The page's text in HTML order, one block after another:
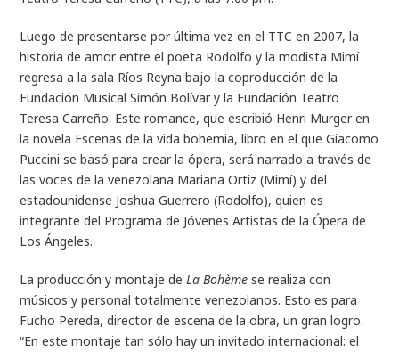
Luego de presentarse por última vez en el TTC en 2007, la
historia de amor entre el poeta Rodolfo y la modista Mimí
regresa a la sala Ríos Reyna bajo la coproducción de la
Fundación Musical Simón Bolívar y la Fundación Teatro
Teresa Carreño. Este romance, que escribió Henri Murger en
la novela Escenas de la vida bohemia, libro en el que Giacomo
Puccini se basó para crear la ópera, será narrado a través de
las voces de la venezolana Mariana Ortiz (Mimí) y del
estadounidense Joshua Guerrero (Rodolfo), quien es
integrante del Programa de Jóvenes Artistas de la Ópera de
Los Ángeles.
La producción y montaje deLa Bohème se realiza con
músicos y personal totalmente venezolanos. Esto es para
Fucho Pereda, director de escena de la obra, un gran logro.
“En este montaje tan sólo hay un invitado internacional: el